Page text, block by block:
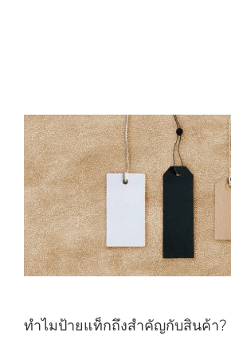
ทำไมป้ายแท็กถึงสำคัญกับสินค้า?